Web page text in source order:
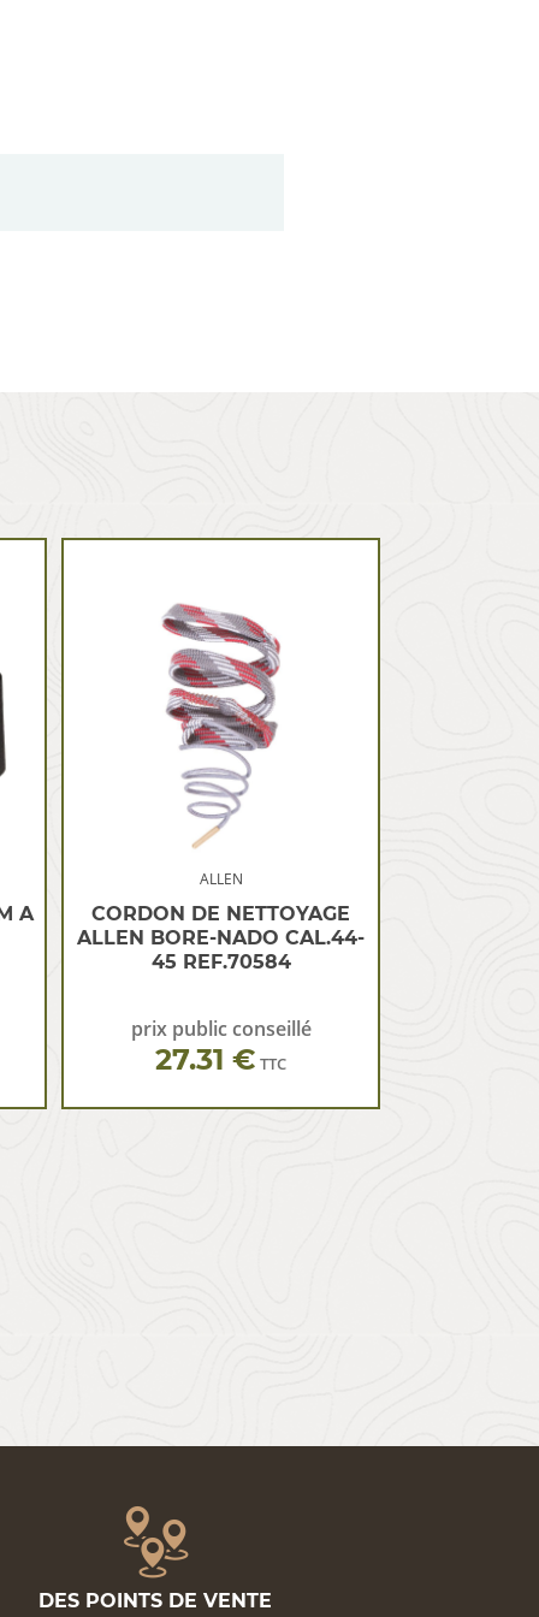
A
ALLEN
CORDON DE NETTOYAGE
ALLEN BORE-NADO CAL.44-
45 REF.70584
prix public conseillé
27.31 € TTC
DES POINTS DE VENTE